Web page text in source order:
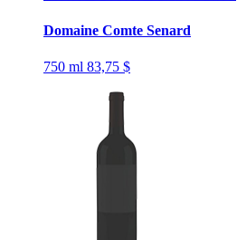
Domaine Comte Senard
750 ml 83,75 $